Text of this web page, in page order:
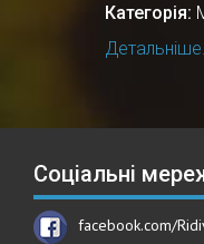
Категорія:
Детальніше...
Соціальні
facebook.com/